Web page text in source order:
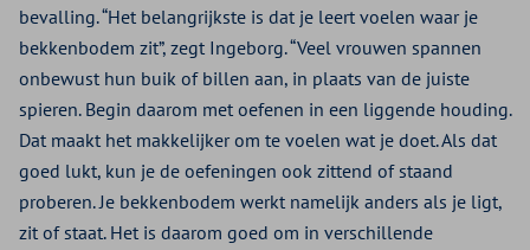
bevalling. “Het belangrijkste is dat je leert voelen waar je
bekkenbodem zit”, zegt Ingeborg. “Veel vrouwen spannen
onbewust hun buik of billen aan, in plaats van de juiste
spieren. Begin daarom met oefenen in een liggende houding.
Dat maakt het makkelijker om te voelen wat je doet. Als dat
goed lukt, kun je de oefeningen ook zittend of staand
proberen. Je bekkenbodem werkt namelijk anders als je ligt,
zit of staat. Het is daarom goed om in verschillende